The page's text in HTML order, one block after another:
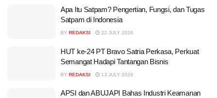
Apa Itu Satpam? Pengertian, Fungsi, dan Tugas
Satpam di Indonesia
BY REDAKSI 22 JULY 2026
HUT ke-24 PT Bravo Satria Perkasa, Perkuat
Semangat Hadapi Tantangan Bisnis
BY REDAKSI 13 JULY 2026
APSI dan ABUJAPI Bahas Industri Keamanan